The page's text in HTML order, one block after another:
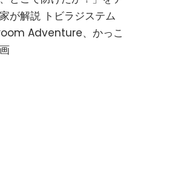
が解説 トビラジステム
Adventure、かっこ